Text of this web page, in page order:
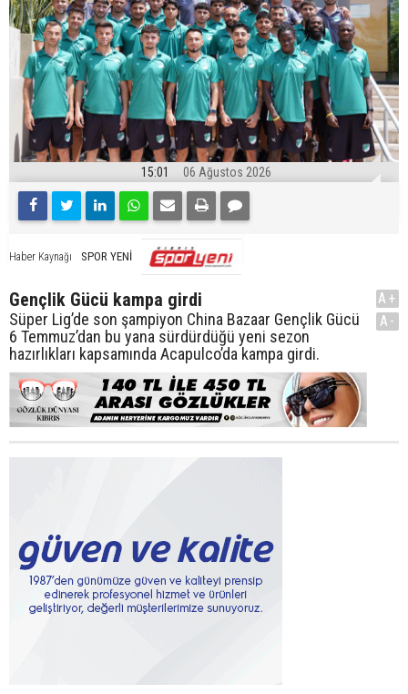
15:01 06 Ağustos 2026
Haber Kaynağı SPOR YENİ
Gençlik Gücü kampa girdi
Süper Lig’de son şampiyon China Bazaar Gençlik Gücü
6 Temmuz’dan bu yana sürdürdüğü yeni sezon
hazırlıkları kapsamında Acapulco’da kampa girdi.
A+
A-